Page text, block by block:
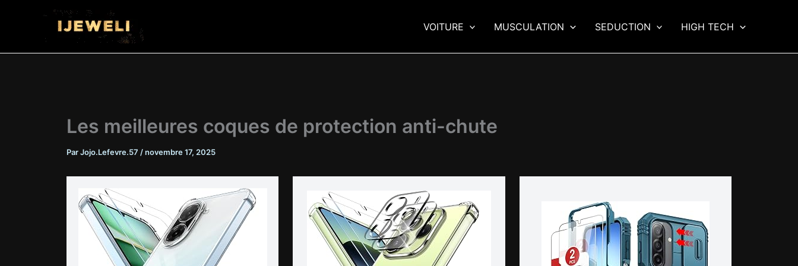
VOITURE MUSCULATION SEDUCTION HIGH TECH
Les meilleures coques de protection anti-chute
ParJojo.Lefevre.57 /novembre 17, 2025